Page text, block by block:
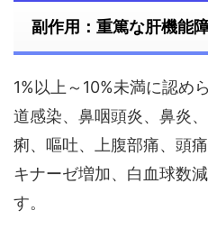
副作用：重篤な肝機能
1%以上～10%未満に認め
道感染、鼻咽頭炎、鼻炎
痢、嘔吐、上腹部痛、頭
キナーゼ増加、白血球数
す。